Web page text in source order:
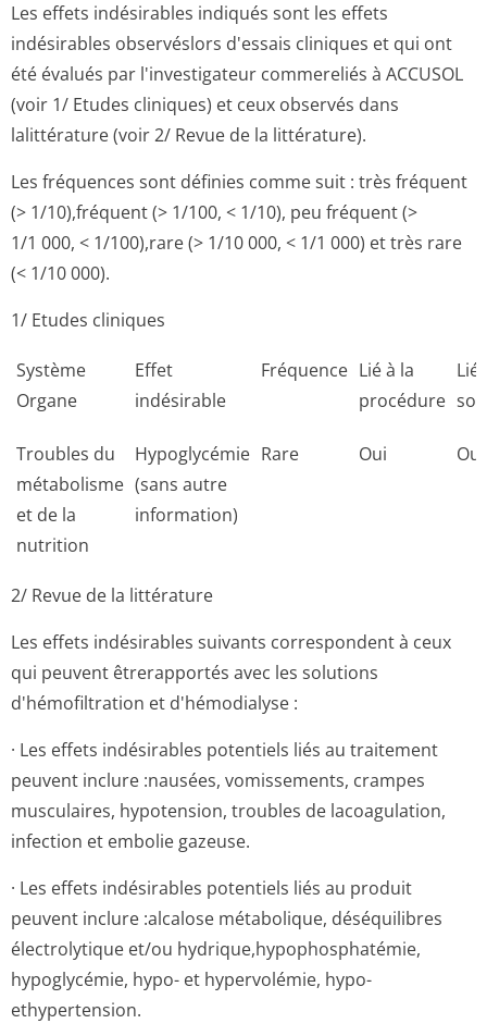
Les effets indésirables indiqués sont les effets
indésirables observéslors d'essais cliniques et qui ont
été évalués par l'investigateur commereliés à ACCUSOL
(voir 1/ Etudes cliniques) et ceux observés dans
lalittérature (voir 2/ Revue de la littérature).
Les fréquences sont définies comme suit : très fréquent
(> 1/10),fréquent (> 1/100, < 1/10), peu fréquent (>
1/1 000, < 1/100),rare (> 1/10 000, < 1/1 000) et très rare
(< 1/10 000).
1/ Etudes cliniques
Système
Organe
Effet
indésirable
Fréquence Lié à la
procédure
Lié
Troubles du
métabolisme
et de la
nutrition
Hypoglycémie
(sans autre
information)
Rare Oui Oui
2/ Revue de la littérature
Les effets indésirables suivants correspondent à ceux
qui peuvent êtrerapportés avec les solutions
d'hémofiltration et d'hémodialyse :
· Les effets indésirables potentiels liés au traitement
peuvent inclure :nausées, vomissements, crampes
musculaires, hypotension, troubles de lacoagulation,
infection et embolie gazeuse.
· Les effets indésirables potentiels liés au produit
peuvent inclure :alcalose métabolique, déséquilibres
électrolytique et/ou hydrique,hypop­hosphatémie,
hypoglycémie, hypo- et hypervolémie, hypo-
ethypertension.